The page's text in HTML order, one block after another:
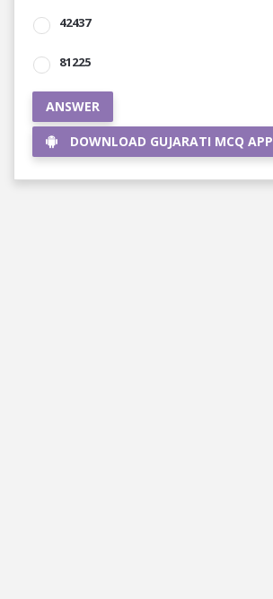
42437
81225
ANSWER
DOWNLOAD GUJARATI MCQ APP